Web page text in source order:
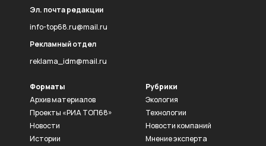
Эл. почта редакции
info-top68.ru@mail.ru
Рекламный отдел
reklama_idm@mail.ru
Форматы
Архив материалов
Проекты «РИА ТОП68»
Новости
Истории
Рубрики
Экология
Технологии
Новости компаний
Мнение эксперта